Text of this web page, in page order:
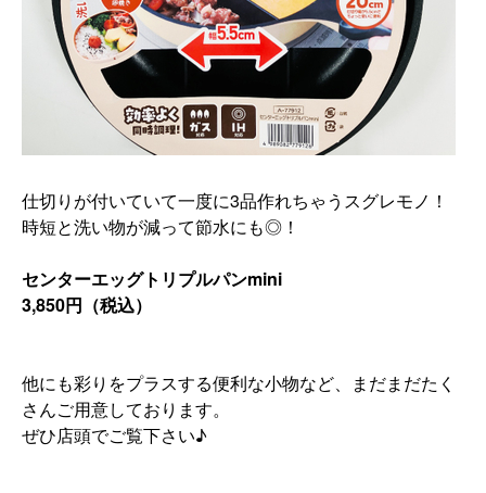
仕切りが付いていて一度に3品作れちゃうスグレモノ！
時短と洗い物が減って節水にも◎！
センターエッグトリプルパンmini
3,850円（税込）
他にも彩りをプラスする便利な小物など、
まだまだたく
さんご用意しております。
ぜひ店頭でご覧下さい♪